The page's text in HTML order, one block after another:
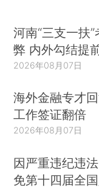
河南“三支一扶
弊 内外勾结提
2026年08月07日
海外金融专才
工作签证翻倍
2026年08月07日
因严重违纪违
免第十四届全